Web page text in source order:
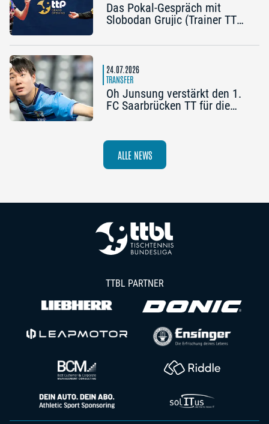
Das Pokal-Gespräch mit
Slobodan Grujic (Trainer TTC
Bad Homburg) und Daniel
Königshofen): „Es kann viel
passieren“
24.07.2026
TRANSFER
Oh Junsung verstärkt den 1.
FC Saarbrücken TT für die
ALLE NEWS
TTBL PARTNER